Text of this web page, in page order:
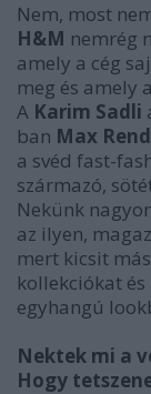
Nem, most
H&M nemrég
amely a cég
meg és amely a
A Karim Sadli
ban Max
a svéd fast-
származó,
Nekünk
az ilyen,
mert kicsit
kollekciókat
egyhangú
Nektek mi a
Hogy